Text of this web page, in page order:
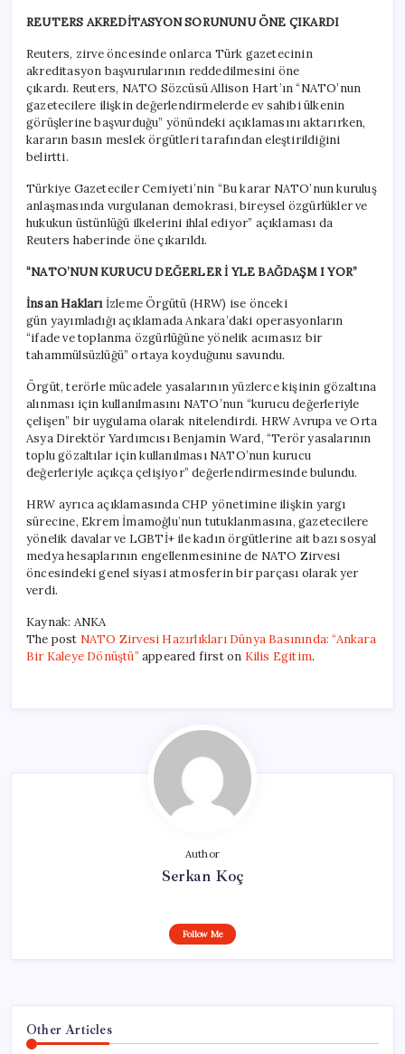
REUTERS AKREDİTASYON SORUNUNU ÖNE ÇIKARDI
Reuters, zirve öncesinde onlarca Türk gazetecinin
akreditasyon başvurularının reddedilmesini öne
çıkardı. Reuters, NATO Sözcüsü Allison Hart’ın “NATO’nun
gazetecilere ilişkin değerlendirmelerde ev sahibi ülkenin
görüşlerine başvurduğu” yönündeki açıklamasını aktarırken,
kararın basın meslek örgütleri tarafından eleştirildiğini
belirtti.
Türkiye Gazeteciler Cemiyeti’nin “Bu karar NATO’nun kuruluş
anlaşmasında vurgulanan demokrasi, bireysel özgürlükler ve
hukukun üstünlüğü ilkelerini ihlal ediyor” açıklaması da
Reuters haberinde öne çıkarıldı.
“NATO’NUN KURUCU DEĞERLERİ YLE BAĞDAŞMI YOR”
İnsan Haklarıİzleme Örgütü (HRW) ise önceki
gün yayımladığı açıklamada Ankara’daki operasyonların
“ifade ve toplanma özgürlüğüne yönelik acımasız bir
tahammülsüzlüğü” ortaya koyduğunu savundu.
Örgüt, terörle mücadele yasalarının yüzlerce kişinin gözaltına
alınması için kullanılmasını NATO’nun “kurucu değerleriyle
çelişen” bir uygulama olarak nitelendirdi. HRW Avrupa ve Orta
Asya Direktör Yardımcısı Benjamin Ward, “Terör yasalarının
toplu gözaltılar için kullanılması NATO’nun kurucu
değerleriyle açıkça çelişiyor” değerlendirmesinde bulundu.
HRW ayrıca açıklamasında CHP yönetimine ilişkin yargı
sürecine, Ekrem İmamoğlu’nun tutuklanmasına, gazetecilere
yönelik davalar ve LGBTİ+ ile kadın örgütlerine ait bazı sosyal
medya hesaplarının engellenmesinine de NATO Zirvesi
öncesindeki genel siyasi atmosferin bir parçası olarak yer
verdi.
Kaynak: ANKA
The post NATO Zirvesi Hazırlıkları Dünya Basınında: “Ankara
Bir Kaleye Dönüştü” appeared first on Kilis Egitim.
Author
Serkan Koç
Follow Me
Other Articles